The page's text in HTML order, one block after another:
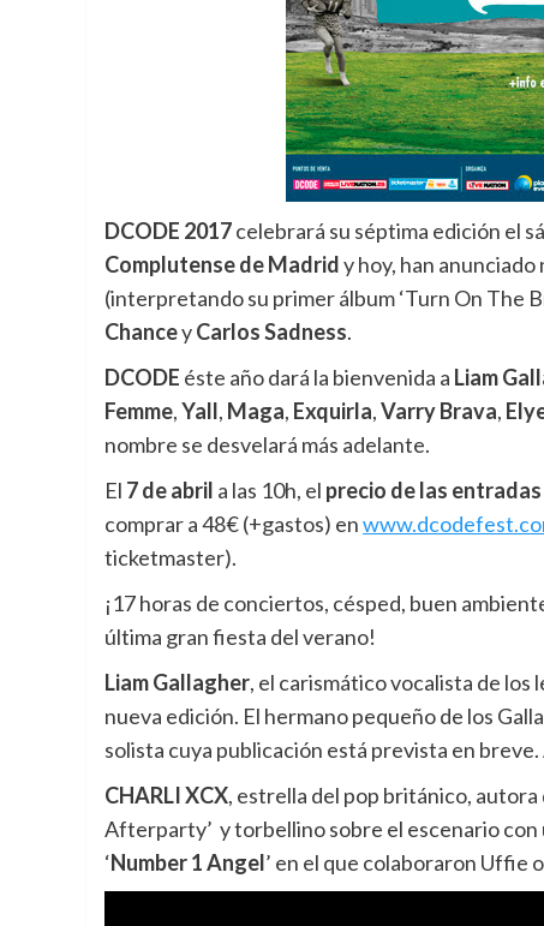
DCODE 2017celebrará su séptima edición el
Complutense de Madridy hoy, han
(interpretando su primer álbum ‘Turn On The
ChanceyCarlos Sadness.
DCODE éste año dará la bienvenida a Liam
Femme,Yall, Maga, Exquirla,Varry Brava,
nombre se desvelará más adelante.
El 7 de abril a las 10h, el precio de las
comprar a 48€ (+gastos) en
ticketmaster).
¡17 horas de conciertos, césped, buen
última gran fiesta del verano!
Liam Gallagher, el carismático vocalista de los
nueva edición. El hermano pequeño de los
solista cuya publicación está prevista en
CHARLI XCX, estrella del pop británico, autora
Afterparty’ y torbellino sobre el escenario con
‘Number 1 Angel’ en el que colaboraron Uffie